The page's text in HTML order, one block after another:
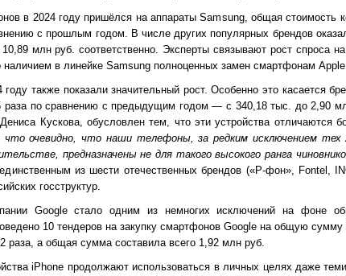
в 2024 году пришёлся на аппараты Samsung, общая стоимость
с прошлым годом. В числе других популярных брендов
млн руб. соответственно. Эксперты связывают рост спроса
наличием в линейке Samsung полноценных замен смартфонам
также показали значительный рост. Особенно это касается
раза по сравнению с предыдущим годом — с 340,18 тыс. до 2,90
Кускова, обусловлен тем, что эти устройства отличаются
очевидно, что наши телефоны, за редким исключением
предназначены не для такого высокого ранга
из шести отечественных брендов («Р-фон», Fontel,
госструктур.
Google стало одним из немногих исключений на фоне
10 тендеров на закупку смартфонов Google на общую
раза, а общая сумма составила всего 1,92 млн руб.
iPhone продолжают использоваться в личных целях даже